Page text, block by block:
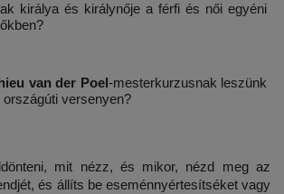
királya és királynője a férfi és női egyéni
van der Poel -mesterkurzusnak leszünk
országúti versenyen?
és állíts be eseménnyértesítséket vagy